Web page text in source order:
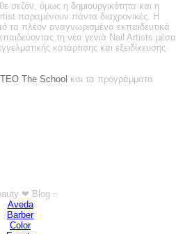
σεζόν, όμως η δημιουργικότητα και η
παραμένουν πάντα διαχρονικές. Η
τα πλέον αναγνωρισμένα εκπαιδευτικά
τη νέα γενιά Nail Artists μέσα
κατάρτισης και εξειδίκευσης
TEO The School και τα προγράμματα
Παράλειψη μπλόκ ~ Beauty ❤ Blog ~
❤ Blog ~
Aveda
Barber
Color